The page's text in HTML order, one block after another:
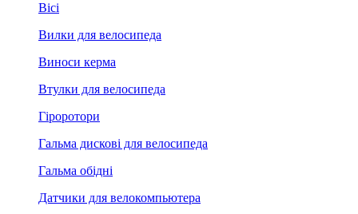
Вісі
Вилки для велосипеда
Виноси керма
Втулки для велосипеда
Гіроротори
Гальма дискові для велосипеда
Гальма обідні
Датчики для велокомпьютера